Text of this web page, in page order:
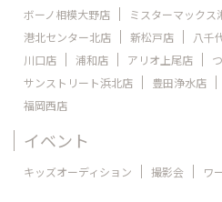
ボーノ相模大野店
ミスターマックス
港北センター北店
新松戸店 八千
川口店
浦和店 アリオ上尾店
サンストリート浜北店
豊田浄水店
福岡西店
イベント
キッズオーディション 撮影会 ワ